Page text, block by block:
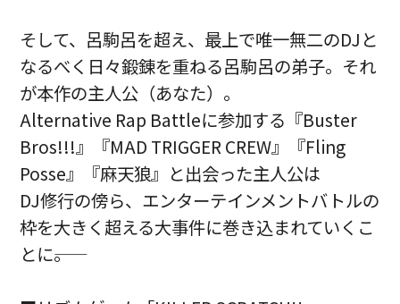
そして、呂駒呂を超え、最上で唯一無二のDJと
なるべく日々鍛錬を重ねる呂駒呂の弟子。それ
が本作の主人公（あなた）。
Alternative Rap Battleに参加する『Buster
Bros!!!』『MAD TRIGGER CREW』『Fling
Posse』『麻天狼』と出会った主人公は
DJ修行の傍ら、エンターテインメントバトルの
枠を大きく超える大事件に巻き込まれていくこ
とに――。